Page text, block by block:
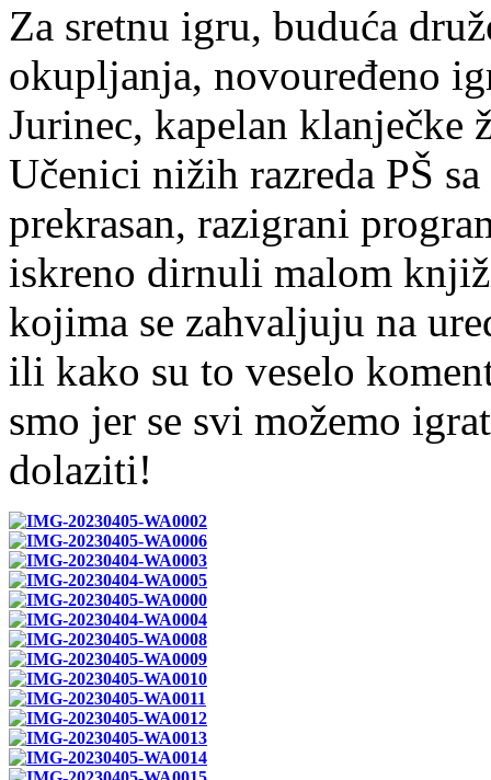
Za sretnu igru, buduća
okupljanja, novouređeno
Jurinec, kapelan klanječke
Učenici nižih razreda PŠ
prekrasan, razigrani
iskreno dirnuli malom
kojima se zahvaljuju na
ili kako su to veselo
smo jer se svi možemo
dolaziti!